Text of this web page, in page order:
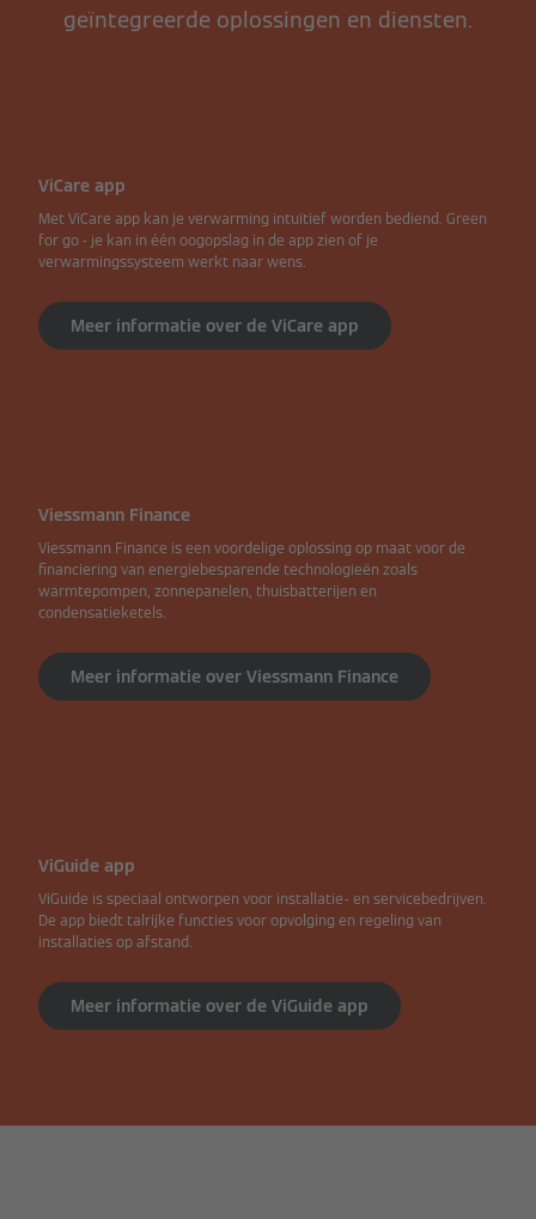
geïntegreerde oplossingen en diensten.
ViCare app
Met ViCare app kan je verwarming intuïtief worden bediend. Green
for go - je kan in één oogopslag in de app zien of je
verwarmingssysteem werkt naar wens.
Meer informatie over de ViCare app
Viessmann Finance
Viessmann Finance is een voordelige oplossing op maat voor de
financiering van energiebesparende technologieën zoals
warmtepompen, zonnepanelen, thuisbatterijen en
condensatieketels.
Meer informatie over Viessmann Finance
ViGuide app
ViGuide is speciaal ontworpen voor installatie- en servicebedrijven.
De app biedt talrijke functies voor opvolging en regeling van
installaties op afstand.
Meer informatie over de ViGuide app